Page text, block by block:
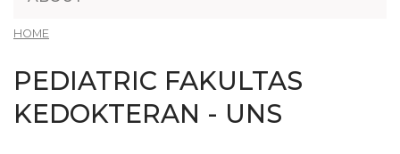
HOME
PEDIATRIC FAKULTAS
KEDOKTERAN - UNS